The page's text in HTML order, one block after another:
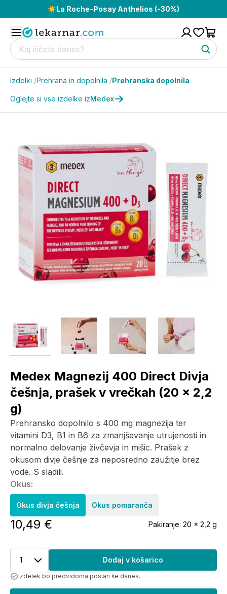
☀️La Roche-Posay Anthelios (-30%)
Izdelki /Prehrana in dopolnila /Prehranska dopolnila
Oglejte si vse izdelke izMedex
Medex Magnezij 400 Direct Divja
češnja, prašek v vrečkah (20 x 2,2
g)
Prehransko dopolnilo s 400 mg magnezija ter
vitamini D3, B1 in B6 za zmanjševanje utrujenosti in
normalno delovanje živčevja in mišic. Prašek z
okusom divje češnje za neposredno zaužitje brez
vode. S sladili.
Okus:
Okus divja češnja Okus pomaranča
10,49 € Pakiranje: 20 x 2,2 g
1 Dodaj v košarico
Izdelek bo predvidoma poslan še danes.